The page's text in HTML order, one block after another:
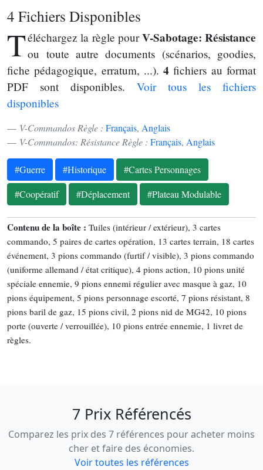
4 Fichiers Disponibles
Téléchargez la règle pourV-Sabotage: Résistance
ou toute autre documents (scénarios, goodies,
fiche pédagogique, erratum, ...).4 fichiers au format
PDF sont disponibles. Voir tous les fichiers
disponibles
V-Commandos Règle : Français, Anglais
V-Commandos: Résistance Règle : Français, Anglais
#Guerre #Historique
#Cartes Personnages
#Coopératif
#Déplacement #Plateau Modulable
Contenu de la boîte : Tuiles (intérieur / extérieur), 3 cartes
commando, 5 paires de cartes opération, 13 cartes terrain, 18 cartes
événement, 3 pions commando (furtif / visible), 3 pions commando
(uniforme allemand / état critique), 4 pions action, 10 pions unité
spéciale ennemie, 9 pions ennemi régulier avec masque à gaz, 10
pions équipement, 5 pions personnage escorté, 7 pions résistant, 8
pions baril de gaz, 15 pions civil, 2 pions nid de MG42, 10 pions
porte (ouverte / verrouillée), 10 pions entrée ennemie, 1 livret de
règles.
7 Prix Référencés
Comparez les prix des 7 références pour acheter moins
cher et faire des économies.
Voir toutes les références